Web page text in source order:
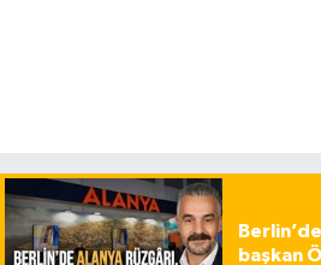
başkan